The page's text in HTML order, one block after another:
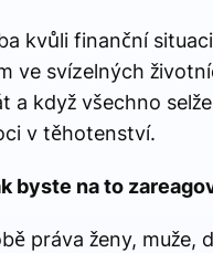
kvůli finanční
ve svízelných
a když všechno
v těhotenství.
byste na to
práva ženy, muže,